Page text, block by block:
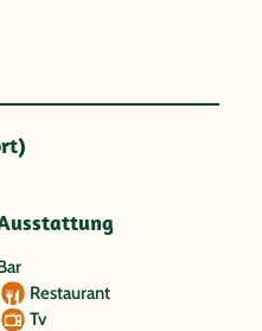
Restaurant
Tv